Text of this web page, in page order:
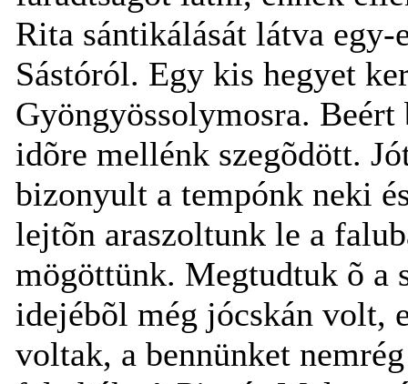
Rita sántikálását látva
Sástóról. Egy kis hegyet
Gyöngyössolymosra. Beért
idõre mellénk szegõdött.
bizonyult a tempónk neki
lejtõn araszoltunk le a
mögöttünk. Megtudtuk õ a
idejébõl még jócskán volt,
voltak, a bennünket